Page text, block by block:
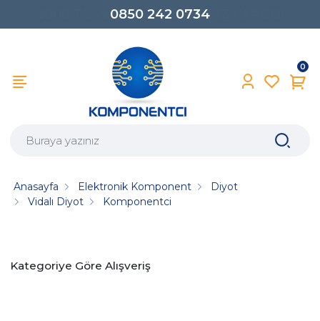
0850 242 0734
0
Anasayfa Elektronik Komponent
Diyot
Vidalı Diyot
Komponentci
Kategoriye Göre Alışveriş